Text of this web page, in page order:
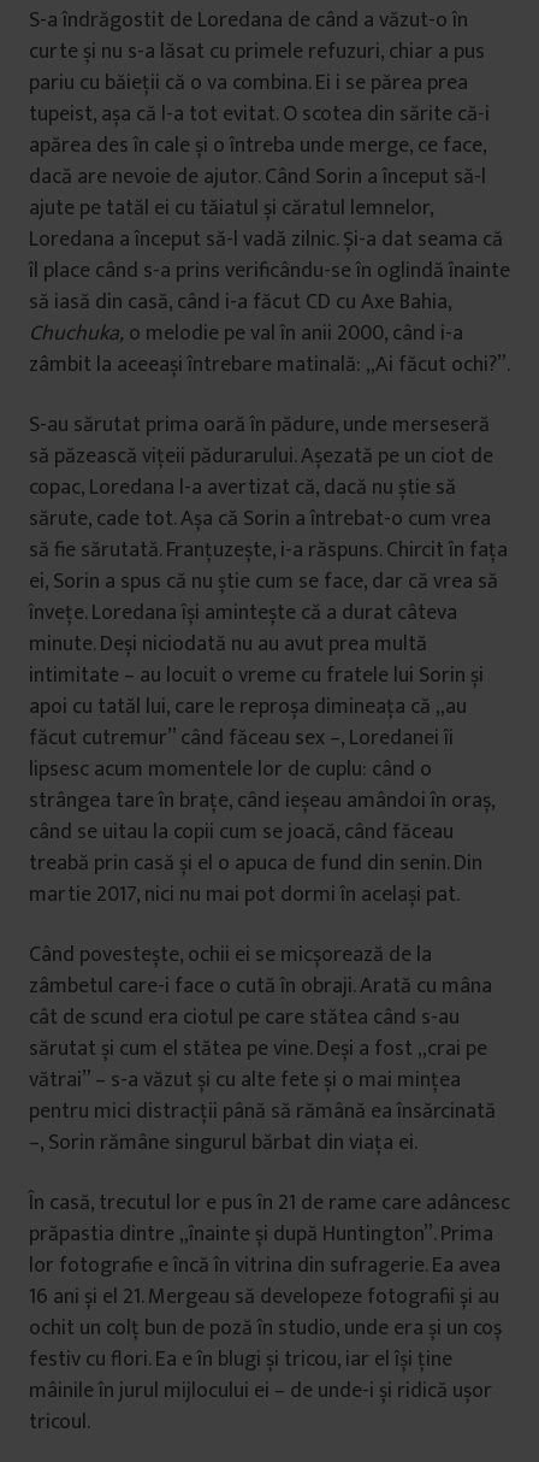
S-a îndrăgostit de Loredana de când a văzut-o în
curte și nu s-a lăsat cu primele refuzuri, chiar a pus
pariu cu băieții că o va combina. Ei i se părea prea
tupeist, așa că l-a tot evitat. O scotea din sărite că-i
apărea des în cale și o întreba unde merge, ce face,
dacă are nevoie de ajutor. Când Sorin a început să-l
ajute pe tatăl ei cu tăiatul și căratul lemnelor,
Loredana a început să-l vadă zilnic. Și-a dat seama că
îl place când s-a prins verificându-se în oglindă înainte
să iasă din casă, când i-a făcut CD cu Axe Bahia,
Chuchuka, o melodie pe val în anii 2000, când i-a
zâmbit la aceeași întrebare matinală: „Ai făcut ochi?”.
S-au sărutat prima oară în pădure, unde merseseră
să păzească vițeii pădurarului. Așezată pe un ciot de
copac, Loredana l-a avertizat că, dacă nu știe să
sărute, cade tot. Așa că Sorin a întrebat-o cum vrea
să fie sărutată. Franțuzește, i-a răspuns. Chircit în fața
ei, Sorin a spus că nu știe cum se face, dar că vrea să
învețe. Loredana își amintește că a durat câteva
minute. Deși niciodată nu au avut prea multă
intimitate – au locuit o vreme cu fratele lui Sorin și
apoi cu tatăl lui, care le reproșa dimineața că „au
făcut cutremur” când făceau sex –, Loredanei îi
lipsesc acum momentele lor de cuplu: când o
strângea tare în brațe, când ieșeau amândoi în oraș,
când se uitau la copii cum se joacă, când făceau
treabă prin casă și el o apuca de fund din senin. Din
martie 2017, nici nu mai pot dormi în același pat.
Când povestește, ochii ei se micșorează de la
zâmbetul care-i face o cută în obraji. Arată cu mâna
cât de scund era ciotul pe care stătea când s-au
sărutat și cum el stătea pe vine. Deși a fost „crai pe
vătrai” – s-a văzut și cu alte fete și o mai mințea
pentru mici distracții până să rămână ea însărcinată
–, Sorin rămâne singurul bărbat din viața ei.
În casă, trecutul lor e pus în 21 de rame care adâncesc
prăpastia dintre „înainte și după Huntington”. Prima
lor fotografie e încă în vitrina din sufragerie. Ea avea
16 ani și el 21. Mergeau să developeze fotografii și au
ochit un colț bun de poză în studio, unde era și un coș
festiv cu flori. Ea e în blugi și tricou, iar el își ține
mâinile în jurul mijlocului ei – de unde-i și ridică ușor
tricoul.